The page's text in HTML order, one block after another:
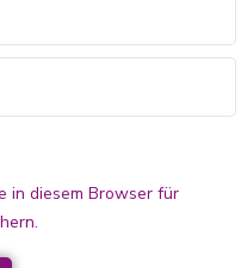
in diesem Browser für